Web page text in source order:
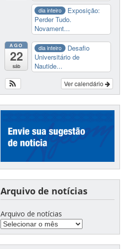
dia inteiro
Exposição:
Perder Tudo.
Novament...
AGO
22
sáb
dia inteiro
Desafio
Universitário de
Nautide...
Ver calendário
Arquivo de notícias
Arquivo de notícias